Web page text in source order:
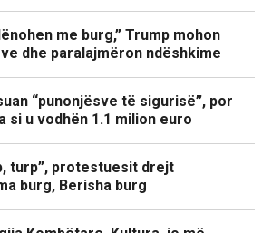
me burg,” Trump mohon
dhe paralajmëron ndëshkime
“punonjësve të sigurisë”, por
si u vodhën 1.1 milion euro
turp”, protestuesit drejt
burg, Berisha burg